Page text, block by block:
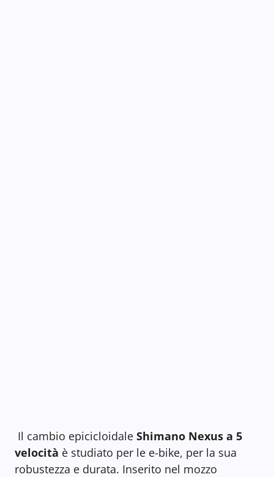
Il cambio epicicloidale Shimano Nexus a 5
velocità è studiato per le e-bike, per la sua
robustezza e durata. Inserito nel mozzo